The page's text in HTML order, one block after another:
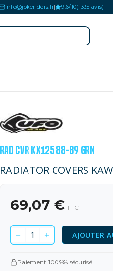
info@jokeriders.fr| 9.6/10(1335 avis)
RAD CVR KX125 88-89 GRN
RADIATOR COVERS
69,07 € TTC
AJOUTER
Paiement 100%% sécurisé